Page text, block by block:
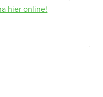
hier online!